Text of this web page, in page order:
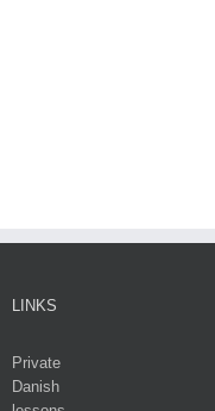
LINKS
Private
Danish